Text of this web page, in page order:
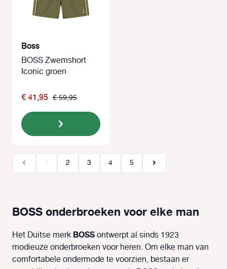
Boss
BOSS Zwemshort
Iconic groen
€ 41,95 € 59,95
Pagina
1 Pagina
2 Pagina
3 Pagina
4 Pagina
5
BOSS onderbroeken voor elke man
Het Duitse merk BOSSontwerpt al sinds 1923
modieuze onderbroeken voor heren. Om elke man van
comfortabele ondermode te voorzien, bestaan er